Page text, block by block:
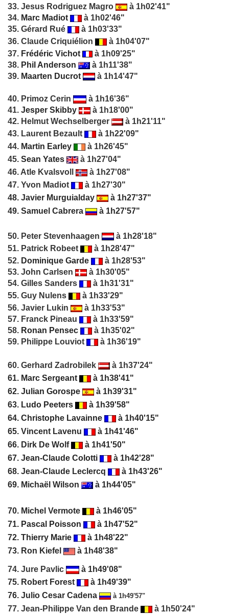
33. Jesus Rodriguez Magro
à 1h02'41"
34. Marc Madiot
à 1h02'46"
35. Gérard Rué
à 1h03'33"
36. Claude Criquiélion
à 1h04'07"
37. Frédéric Vichot
à 1h09'25"
38. Phil Anderson
à 1h11'38"
39. Maarten Ducrot à 1h14'47"
40. Primoz Cerin
à 1h16'36"
41. Jesper Skibby
à 1h18'00"
42. Helmut Wechselberger
à 1h21'11"
43. Laurent Bezault
à 1h22'09"
44. Martin Earley
à 1h26'45"
45. Sean Yates
à 1h27'04"
46. Atle Kvalsvoll
à 1h27'08"
47. Yvon Madiot
à 1h27'30"
48. Javier Murguialday
à 1h27'37"
49. Samuel Cabrera à 1h27'57"
50. Peter Stevenhaagen
à 1h28'18"
51. Patrick Robeet
à 1h28'47"
52. Dominique Garde
à 1h28'53"
53. John Carlsen
à 1h30'05"
54. Gilles Sanders
à 1h31'31"
55. Guy Nulens
à 1h33'29"
56. Javier Lukin
à 1h33'53"
57. Franck Pineau
à 1h33'59"
58. Ronan Pensec
à 1h35'02"
59. Philippe Louviot
à 1h36'19"
60. Gerhard Zadrobilek
à 1h37'24"
61. Marc Sergeant
à 1h38'41"
62. Julian Gorospe
à 1h39'31"
63. Ludo Peeters
à 1h39'58"
64. Christophe Lavainne
à 1h40'15"
65. Vincent Lavenu
à 1h41'46"
66. Dirk De Wolf
à 1h41'50"
67. Jean-Claude Colotti
à 1h42'28"
68. Jean-Claude Leclercq
à 1h43'26"
69. Michaël Wilson
à 1h44'05"
70. Michel Vermote
à 1h46'05"
71. Pascal Poisson
à 1h47'52"
72. Thierry Marie
à 1h48'22"
73. Ron Kiefel
à 1h48'38"
74. Jure Pavlic
à 1h49'08"
75. Robert Forest
à 1h49'39"
76. Julio Cesar Cadena
à 1h49'57"
77. Jean-Philippe Van den Brande à 1h50'24"